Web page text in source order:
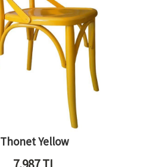
Thonet Yellow